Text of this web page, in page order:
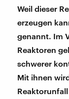
Weil dieser
erzeugen
genannt. Im
Reaktoren
schwerer
Mit ihnen